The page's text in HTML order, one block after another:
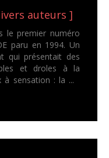
auteurs ]
le premier numéro
paru en 1994. Un
qui présentait des
et droles à la
à sensation : la ...